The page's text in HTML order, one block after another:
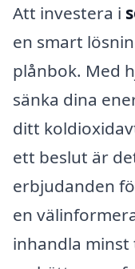
Att investera i
en smart
plånbok. Med
sänka dina
ditt
ett beslut är
erbjudanden
en
inhandla